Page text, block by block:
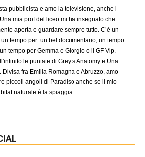
pubblicista e amo la televisione, anche i
mia prof del liceo mi ha insegnato che
aperta e guardare sempre tutto. C’è un
tempo per un bel documentario, un tempo
tempo per Gemma e Giorgio o il GF Vip.
le puntate di Grey’s Anatomy e Una
Divisa fra Emilia Romagna e Abruzzo, amo
piccoli angoli di Paradiso anche se il mio
naturale è la spiaggia.